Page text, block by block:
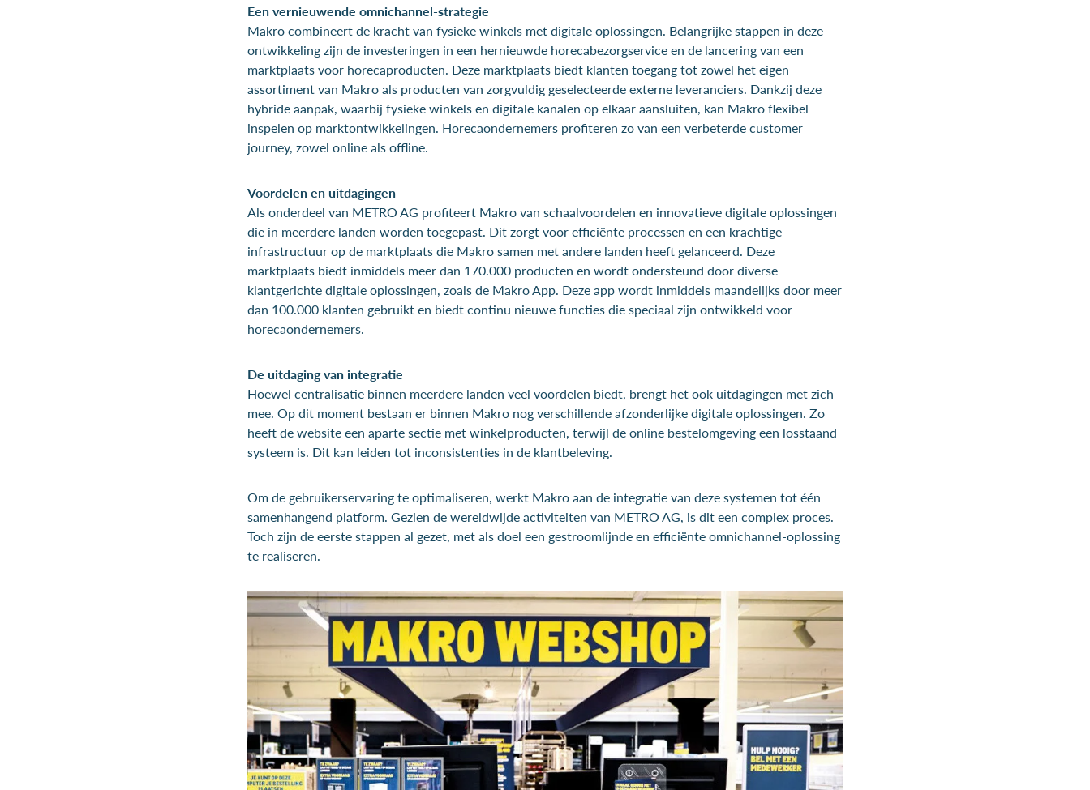
Een vernieuwende omnichannel-strategie
Makro combineert de kracht van fysieke winkels met digitale oplossingen. Belangrijke stappen in deze
ontwikkeling zijn de investeringen in een hernieuwde horecabezorgservice en de lancering van een
marktplaats voor horecaproducten. Deze marktplaats biedt klanten toegang tot zowel het eigen
assortiment van Makro als producten van zorgvuldig geselecteerde externe leveranciers. Dankzij deze
hybride aanpak, waarbij fysieke winkels en digitale kanalen op elkaar aansluiten, kan Makro flexibel
inspelen op marktontwikkelingen. Horecaondernemers profiteren zo van een verbeterde customer
journey, zowel online als offline.
Voordelen en uitdagingen
Als onderdeel van METRO AG profiteert Makro van schaalvoordelen en innovatieve digitale oplossingen
die in meerdere landen worden toegepast. Dit zorgt voor efficiënte processen en een krachtige
infrastructuur op de marktplaats die Makro samen met andere landen heeft gelanceerd. Deze
marktplaats biedt inmiddels meer dan 170.000 producten en wordt ondersteund door diverse
klantgerichte digitale oplossingen, zoals de Makro App. Deze app wordt inmiddels maandelijks door meer
dan 100.000 klanten gebruikt en biedt continu nieuwe functies die speciaal zijn ontwikkeld voor
horecaondernemers.
De uitdaging van integratie
Hoewel centralisatie binnen meerdere landen veel voordelen biedt, brengt het ook uitdagingen met zich
mee. Op dit moment bestaan er binnen Makro nog verschillende afzonderlijke digitale oplossingen. Zo
heeft de website een aparte sectie met winkelproducten, terwijl de online bestelomgeving een losstaand
systeem is. Dit kan leiden tot inconsistenties in de klantbeleving.
Om de gebruikerservaring te optimaliseren, werkt Makro aan de integratie van deze systemen tot één
samenhangend platform. Gezien de wereldwijde activiteiten van METRO AG, is dit een complex proces.
Toch zijn de eerste stappen al gezet, met als doel een gestroomlijnde en efficiënte omnichannel-oplossing
te realiseren.